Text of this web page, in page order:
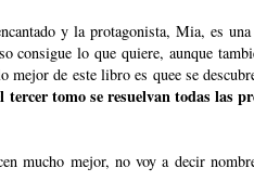
y la protagonista, Mia, es
consigue lo que quiere, aunque
de este libro es quee se
tercer tomo se resuelvan todas las
mucho mejor, no voy a decir